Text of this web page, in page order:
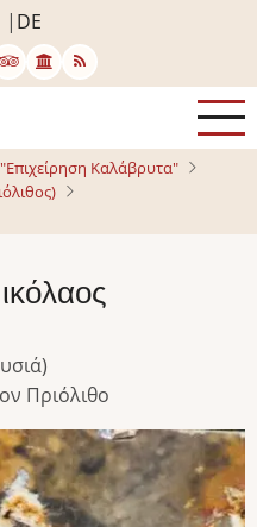
DE
Καλάβρυτα"
Πριόλιθο